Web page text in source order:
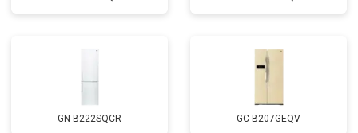
GN-B222SQCR GC-B207GEQV